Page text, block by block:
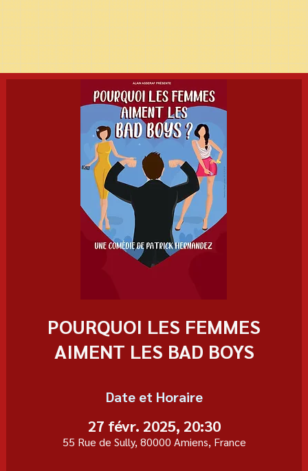
POURQUOI LES FEMMES
AIMENT LES BAD BOYS
Date et Horaire
27 févr. 2025, 20:30
55 Rue de Sully, 80000 Amiens, France